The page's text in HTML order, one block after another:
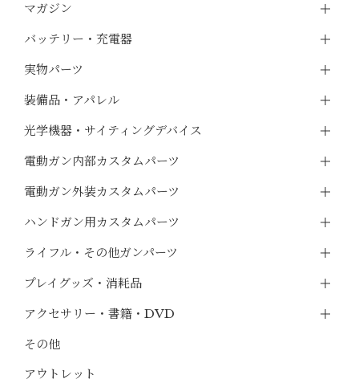
マガジン
バッテリー・充電器
実物パーツ
装備品・アパレル
光学機器・サイティングデバイス
電動ガン内部カスタムパーツ
電動ガン外装カスタムパーツ
ハンドガン用カスタムパーツ
ライフル・その他ガンパーツ
プレイグッズ・消耗品
アクセサリー・書籍・DVD
その他
アウトレット